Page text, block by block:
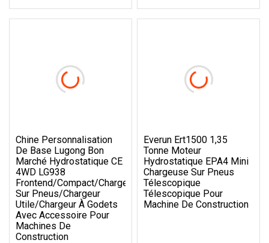
Chine Personnalisation
De Base Lugong Bon
Marché Hydrostatique CE
4WD LG938
Frontend/Compact/Chargeur
Sur Pneus/Chargeur
Utile/Chargeur À Godets
Avec Accessoire Pour
Machines De
Construction
Everun Ert1500 1,35
Tonne Moteur
Hydrostatique EPA4 Mini
Chargeuse Sur Pneus
Télescopique
Télescopique Pour
Machine De Construction